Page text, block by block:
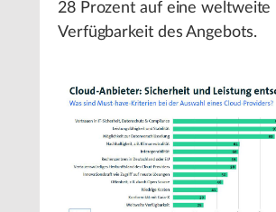
28 Prozent auf eine weltweite
Verfügbarkeit des Angebots.